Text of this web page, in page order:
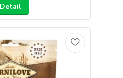
Detail